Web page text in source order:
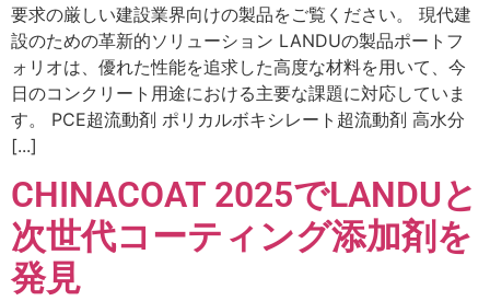
要求の厳しい建設業界向けの製品をご覧ください。 現代建
設のための革新的ソリューション LANDUの製品ポートフ
ォリオは、優れた性能を追求した高度な材料を用いて、今
日のコンクリート用途における主要な課題に対応していま
す。 PCE超流動剤 ポリカルボキシレート超流動剤 高水分
[...]
CHINACOAT 2025でLANDUと
次世代コーティング添加剤を
発見